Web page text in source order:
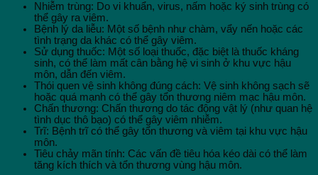
Nhiễm trùng: Do vi khuẩn, virus, nấm hoặc ký sinh trùng có
thể gây ra viêm.
Bệnh lý da liễu: Một số bệnh như chàm, vẩy nến hoặc các
tình trạng da khác có thể gây viêm.
Sử dụng thuốc: Một số loại thuốc, đặc biệt là thuốc kháng
sinh, có thể làm mất cân bằng hệ vi sinh ở khu vực hậu
môn, dẫn đến viêm.
Thói quen vệ sinh không đúng cách: Vệ sinh không sạch sẽ
hoặc quá mạnh có thể gây tổn thương niêm mạc hậu môn.
Chấn thương: Chấn thương do tác động vật lý (như quan hệ
tình dục thô bạo) có thể gây viêm nhiễm.
Trĩ: Bệnh trĩ có thể gây tổn thương và viêm tại khu vực hậu
môn.
Tiêu chảy mãn tính: Các vấn đề tiêu hóa kéo dài có thể làm
tăng kích thích và tổn thương vùng hậu môn.